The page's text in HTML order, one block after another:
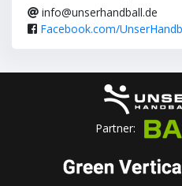
info@unserhandball.de
Facebook.com/
Partner: